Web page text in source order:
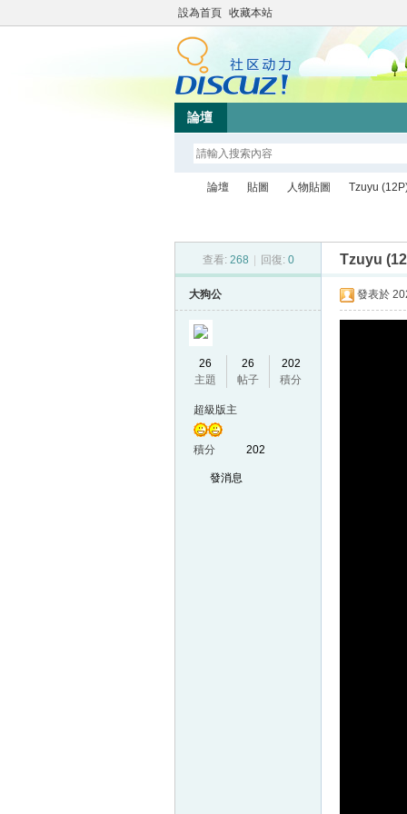
設為首頁 收藏本站
論壇
論壇
›
貼圖
›
人物貼圖 Tzuyu
查看: 268 回復: 0 Tzuyu
大狗公
26
主題
26
帖子
202
積分
超級版主
積分 202
發消息
發表於